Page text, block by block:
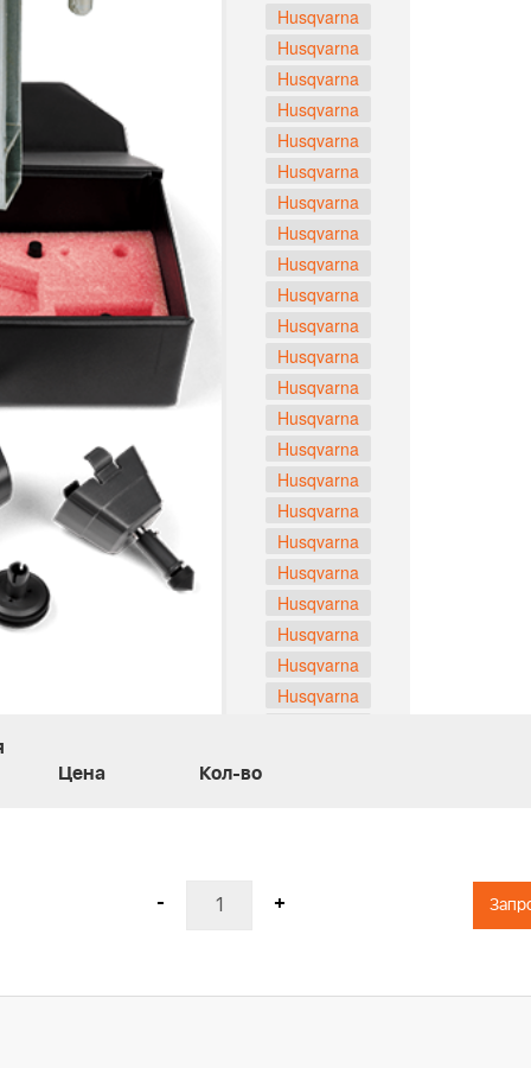
Husqvarna
Husqvarna
Husqvarna
Husqvarna
Husqvarna
Husqvarna
Husqvarna
Husqvarna
Husqvarna
Husqvarna
Husqvarna
Husqvarna
Husqvarna
Husqvarna
Husqvarna
Husqvarna
Husqvarna
Husqvarna
Husqvarna
Husqvarna
Husqvarna
Husqvarna
Husqvarna
Husqvarna
Husqvarna
Цена Кол-во
- +